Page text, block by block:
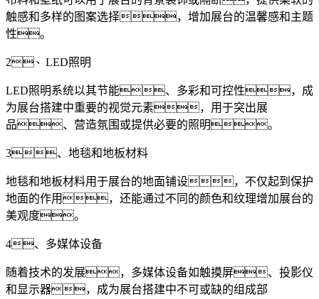
触感和多样的图案选择，增加展台的温馨感和主题
性。
2、LED照明
LED照明系统以其节能、多彩和可控性，成
为展台搭建中重要的视觉元素，用于突出展
品、营造氛围或提供必要的照明。
3、地毯和地板材料
地毯和地板材料用于展台的地面铺设，不仅起到保护
地面的作用，还能通过不同的颜色和纹理增加展台的
美观度。
4、多媒体设备
随着技术的发展，多媒体设备如触摸屏、投影仪
和显示器，成为展台搭建中不可或缺的组成部